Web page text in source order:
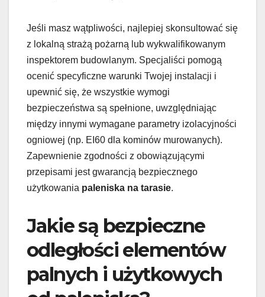
Jeśli masz wątpliwości, najlepiej skonsultować się
z lokalną strażą pożarną lub wykwalifikowanym
inspektorem budowlanym. Specjaliści pomogą
ocenić specyficzne warunki Twojej instalacji i
upewnić się, że wszystkie wymogi
bezpieczeństwa są spełnione, uwzględniając
między innymi wymagane parametry izolacyjności
ogniowej (np. EI60 dla kominów murowanych).
Zapewnienie zgodności z obowiązującymi
przepisami jest gwarancją bezpiecznego
użytkowania paleniska na tarasie.
Jakie są bezpieczne
odległości elementów
palnych i użytkowych